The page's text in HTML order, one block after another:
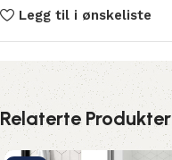
Legg til i ønskeliste
Relaterte Produkter